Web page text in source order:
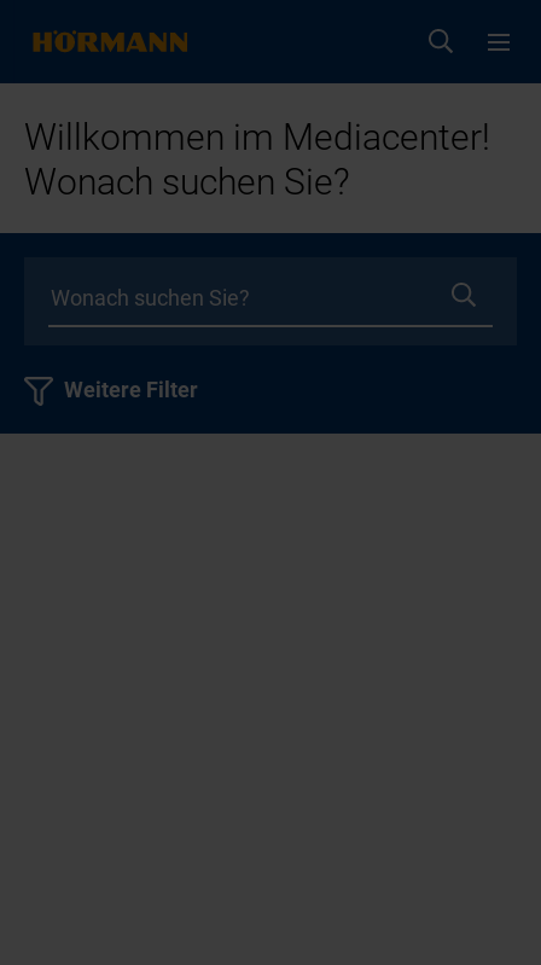
Willkommen im Mediacenter!
Wonach suchen Sie?
Weitere Filter